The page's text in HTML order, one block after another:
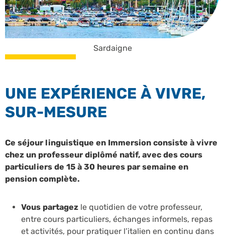
Sardaigne
UNE EXPÉRIENCE À VIVRE,
SUR-MESURE
Ce séjour linguistique en Immersion consiste à vivre
chez un professeur diplômé natif, avec des cours
particuliers de 15 à 30 heures par semaine en
pension complète.
Vous partagez le quotidien de votre professeur,
entre cours particuliers, échanges informels, repas
et activités, pour pratiquer l’italien en continu dans